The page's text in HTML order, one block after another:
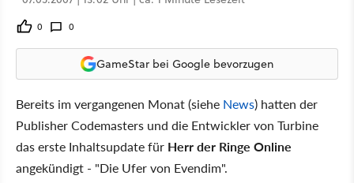
0 0
GameStar bei Google bevorzugen
Bereits im vergangenen Monat (siehe News) hatten der
Publisher Codemasters und die Entwickler von Turbine
das erste Inhaltsupdate für Herr der Ringe Online
angekündigt - "Die Ufer von Evendim".